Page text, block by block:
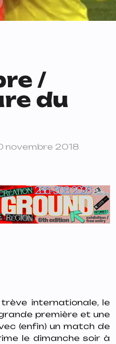
/
du
novembre 2018
internationale, le
première et une
(enfin) un match de
le dimanche soir à